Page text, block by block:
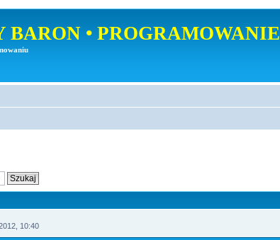
BARON • PROGRAMOWANIE
10:40